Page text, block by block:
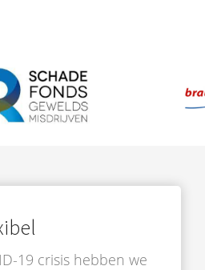
19 crisis hebben we